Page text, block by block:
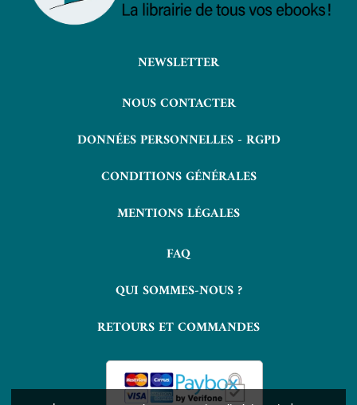
NEWSLETTER
NOUS CONTACTER
DONNÉES PERSONNELLES - RGPD
CONDITIONS GÉNÉRALES
MENTIONS LÉGALES
FAQ
QUI SOMMES-NOUS ?
RETOURS ET COMMANDES